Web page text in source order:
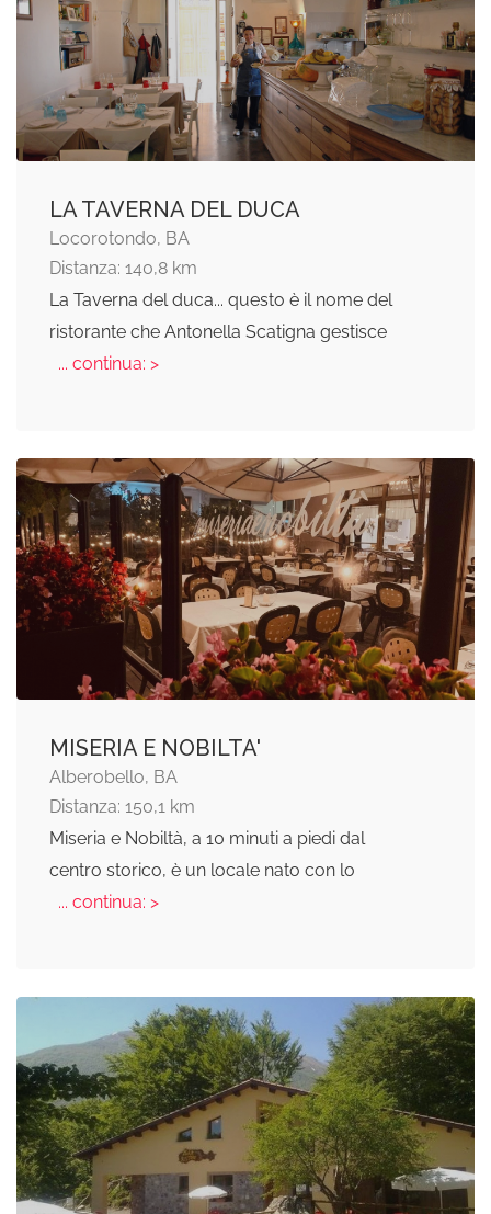
LA TAVERNA DEL DUCA
Locorotondo, BA
Distanza: 140,8 km
La Taverna del duca... questo è il nome del
ristorante che Antonella Scatigna gestisce
... continua: >
MISERIA E NOBILTA'
Alberobello, BA
Distanza: 150,1 km
Miseria e Nobiltà, a 10 minuti a piedi dal
centro storico, è un locale nato con lo
... continua: >